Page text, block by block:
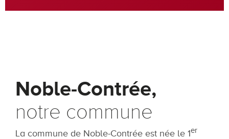
Noble-Contrée,
notre commune
La commune de Noble-Contrée est née le 1er